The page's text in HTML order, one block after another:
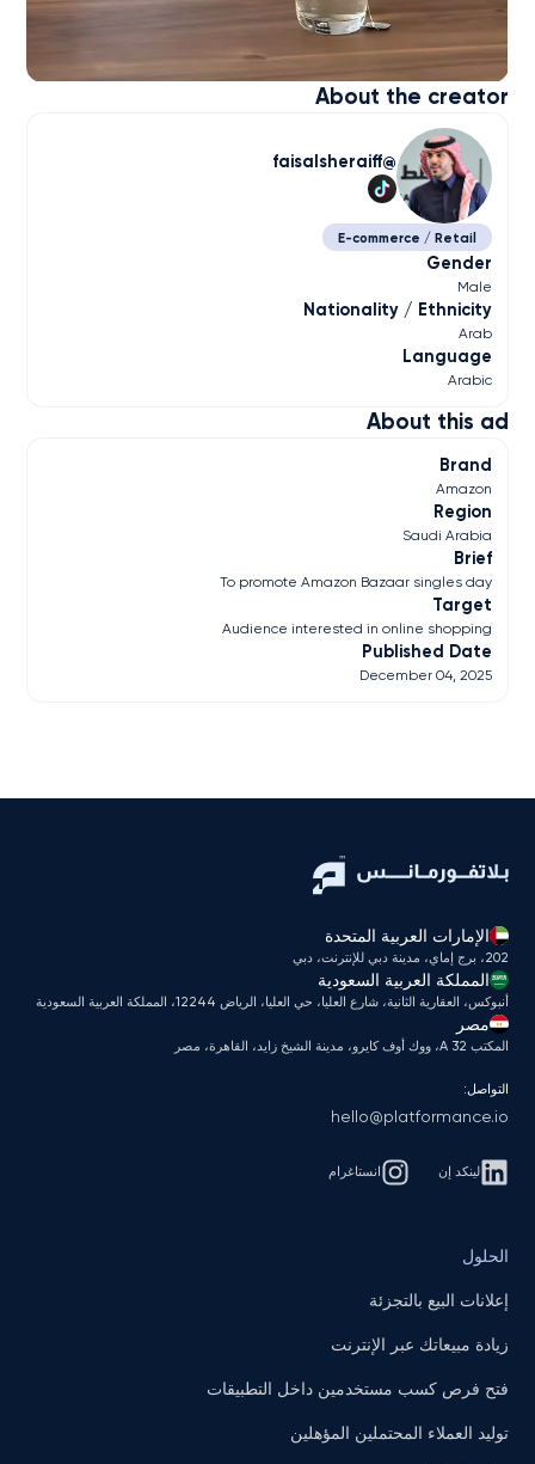
About this ad
Brand
Amazon
Region
Saudi Arabia
Brief
To promote Amazon Bazaar singles day
Target
Audience interested in online shopping
Published Date
December 04, 2025
About the creator
faisalsheraiff
E-commerce / Retail
Gender
Male
Nationality / Ethnicity
Arab
Language
Arabic
الإمارات العربية المتحدة
202، برج إماي، مدينة دبي للإنترنت، دبي
المملكة العربية السعودية
أنبوكس، العقارية الثانية، شارع العليا، حي العليا، الرياض 12244، المملكة العربية السعودية
مصر
المكتب A 32، ووك أوف كايرو، مدينة الشيخ زايد، القاهرة، مصر
التواصل:
hello@platformance.io
لينكد إن انستاغرام
الحلول
إعلانات البيع بالتجزئة
زيادة مبيعاتك عبر الإنترنت
فتح فرص كسب مستخدمين داخل التطبيقات
توليد العملاء المحتملين المؤهلين